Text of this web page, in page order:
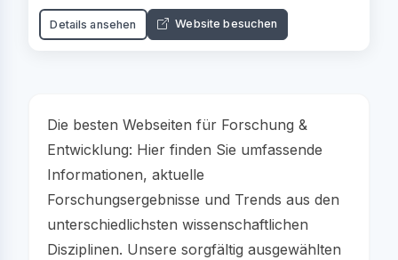
Details ansehen Website besuchen
Die besten Webseiten für Forschung &
Entwicklung: Hier finden Sie umfassende
Informationen, aktuelle
Forschungsergebnisse und Trends aus den
unterschiedlichsten wissenschaftlichen
Disziplinen. Unsere sorgfältig ausgewählten